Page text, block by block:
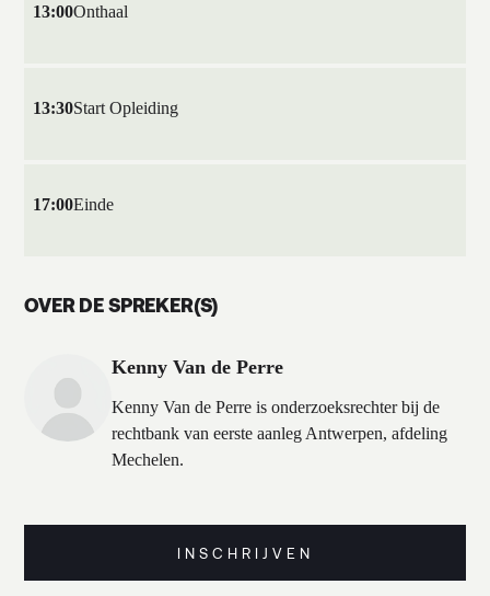
13:00Onthaal
13:30Start Opleiding
17:00Einde
OVER DE SPREKER(S)
Kenny Van de Perre
Kenny Van de Perre is onderzoeksrechter bij de
rechtbank van eerste aanleg Antwerpen, afdeling
Mechelen.
INSCHRIJVEN